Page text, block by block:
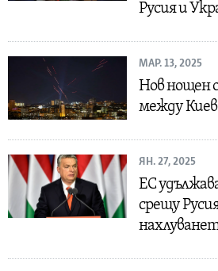
Русия и
МАР. 13, 2025
Нов нощен
между
ЯН. 27, 2025
ЕС
срещу